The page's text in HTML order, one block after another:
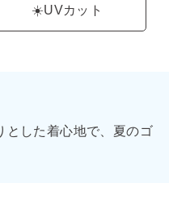
☀️UVカット
とした着心地で、夏のゴ